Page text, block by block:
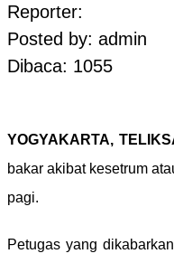
Reporter:
Posted by: admin
Dibaca: 1055
YOGYAKARTA,
bakar akibat kesetrum
pagi.
Petugas yang